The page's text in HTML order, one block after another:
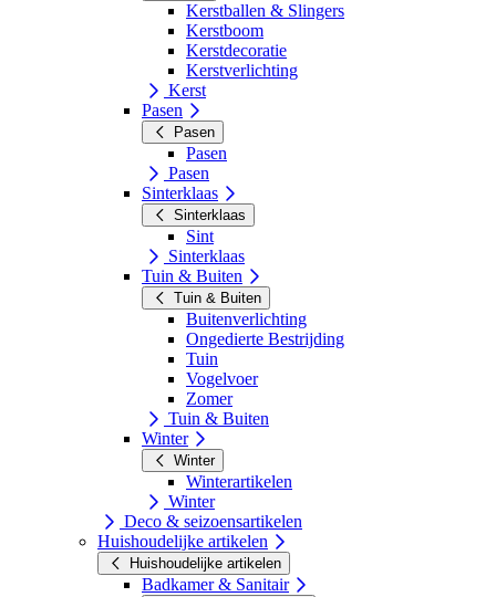
Kerstballen & Slingers
Kerstboom
Kerstdecoratie
Kerstverlichting
Kerst
Pasen
Pasen
Pasen
Pasen
Sinterklaas
Sinterklaas
Sint
Sinterklaas
Tuin & Buiten
Tuin & Buiten
Buitenverlichting
Ongedierte Bestrijding
Tuin
Vogelvoer
Zomer
Tuin & Buiten
Winter
Winter
Winterartikelen
Winter
Deco & seizoensartikelen
Huishoudelijke artikelen
Huishoudelijke artikelen
Badkamer & Sanitair